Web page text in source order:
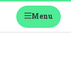
Menu